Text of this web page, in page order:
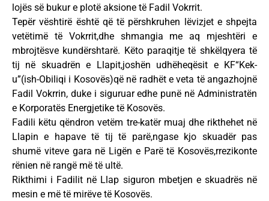
lojës së bukur e plotë aksione të Fadil Vokrrit.
Tepër vështirë është që të përshkruhen lëvizjet e shpejta
vetëtimë të Vokrrit,dhe shmangia me aq mjeshtëri e
mbrojtësve kundërshtarë. Këto paraqitje të shkëlqyera të
tij në skuadrën e Llapit,joshën udhëheqësit e KF“Kek-
u”(ish-Obiliqi i Kosovës)që në radhët e veta të angazhojnë
Fadil Vokrrin, duke i siguruar edhe punë në Administratën
e Korporatës Energjetike të Kosovës.
Fadili këtu qëndron vetëm tre-katër muaj dhe rikthehet në
Llapin e hapave të tij të parë,ngase kjo skuadër pas
shumë viteve gara në Ligën e Parë të Kosovës,rrezikonte
rënien në rangë më të ultë.
Rikthimi i Fadilit në Llap siguron mbetjen e skuadrës në
mesin e më të mirëve të Kosovës.